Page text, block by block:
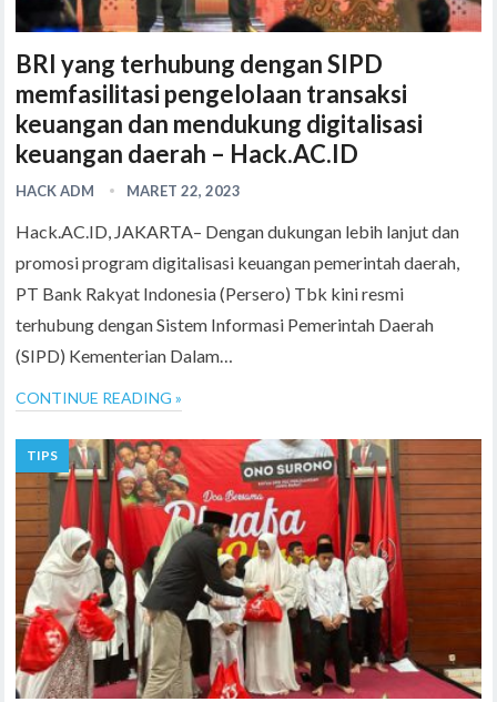
BRI yang terhubung dengan SIPD
memfasilitasi pengelolaan transaksi
keuangan dan mendukung digitalisasi
keuangan daerah – Hack.AC.ID
HACK ADM MARET 22, 2023
Hack.AC.ID, JAKARTA– Dengan dukungan lebih lanjut dan
promosi program digitalisasi keuangan pemerintah daerah,
PT Bank Rakyat Indonesia (Persero) Tbk kini resmi
terhubung dengan Sistem Informasi Pemerintah Daerah
(SIPD) Kementerian Dalam…
CONTINUE READING »
TIPS